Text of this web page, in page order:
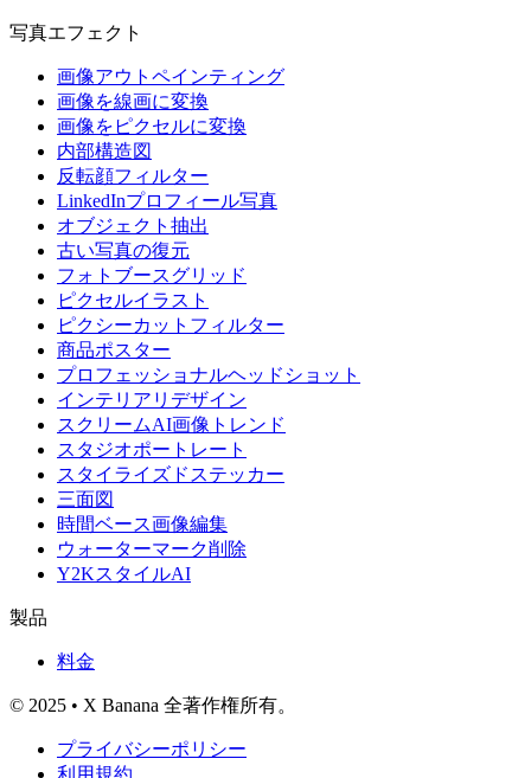
写真エフェクト
画像アウトペインティング
画像を線画に変換
画像をピクセルに変換
内部構造図
反転顔フィルター
LinkedInプロフィール写真
オブジェクト抽出
古い写真の復元
フォトブースグリッド
ピクセルイラスト
ピクシーカットフィルター
商品ポスター
プロフェッショナルヘッドショット
インテリアリデザイン
スクリームAI画像トレンド
スタジオポートレート
スタイライズドステッカー
三面図
時間ベース画像編集
ウォーターマーク削除
Y2KスタイルAI
製品
料金
© 2025 • X Banana 全著作権所有。
プライバシーポリシー
利用規約